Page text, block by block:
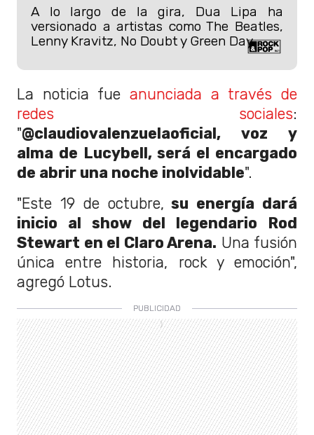
A lo largo de la gira, Dua Lipa ha
versionado a artistas como The Beatles,
Lenny Kravitz, No Doubt y Green Day.
La noticia fue anunciada a través de
redes sociales:
"@claudiovalenzuelaoficial, voz y
alma de Lucybell, será el encargado
de abrir una noche inolvidable".
"Este 19 de octubre, su energía dará
inicio al show del legendario Rod
Stewart en el Claro Arena. Una fusión
única entre historia, rock y emoción",
agregó Lotus.